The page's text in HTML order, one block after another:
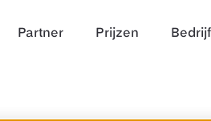
Partner Prijzen Bedrijf